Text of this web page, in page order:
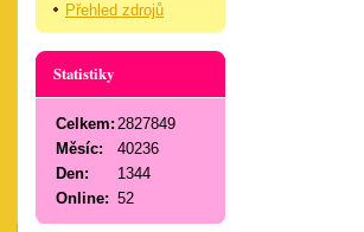
Přehled zdrojů
Statistiky
Online: 52
Celkem: 2827849
Měsíc:
40236
Den:
1344